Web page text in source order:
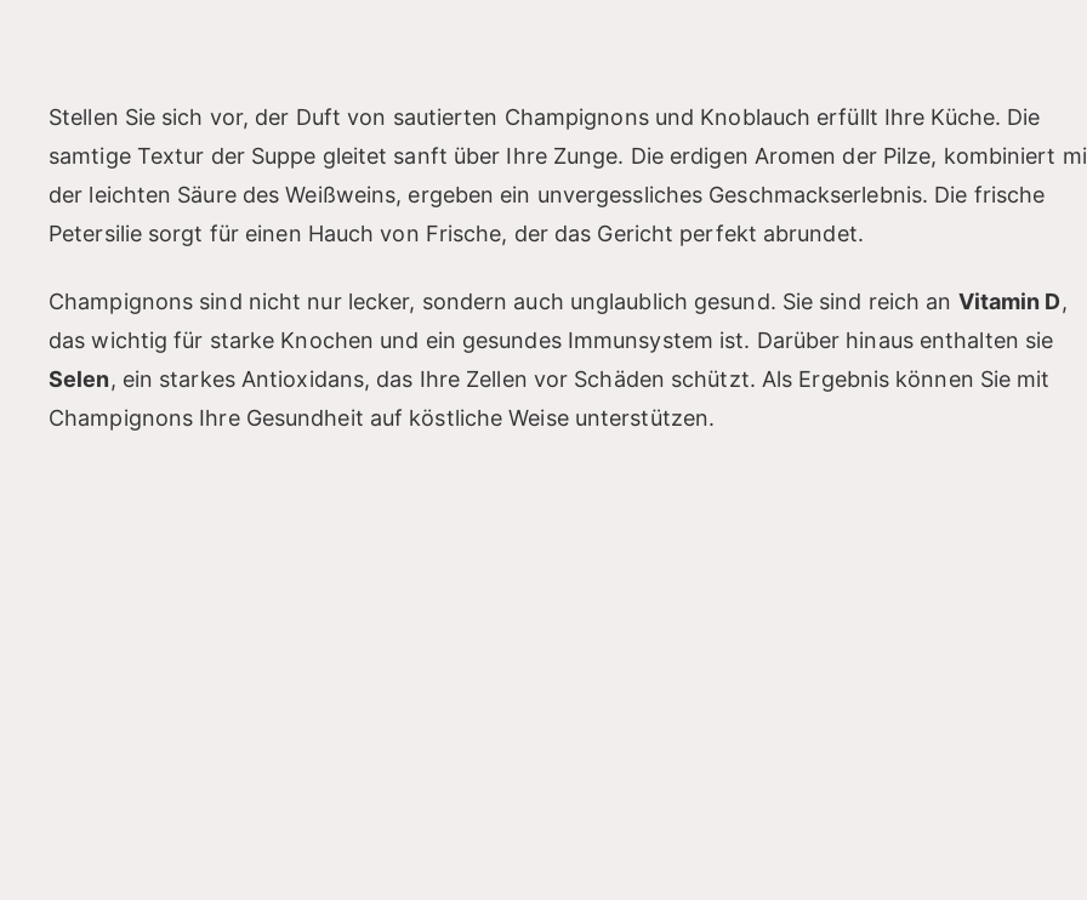
Stellen Sie sich vor, der Duft von sautierten Champignons und Knoblauch erfüllt Ihre Küche. Die
samtige Textur der Suppe gleitet sanft über Ihre Zunge. Die erdigen Aromen der Pilze, kombiniert
der leichten Säure des Weißweins, ergeben ein unvergessliches Geschmackserlebnis. Die frische
Petersilie sorgt für einen Hauch von Frische, der das Gericht perfekt abrundet.
Champignons sind nicht nur lecker, sondern auch unglaublich gesund. Sie sind reich an Vitamin D,
das wichtig für starke Knochen und ein gesundes Immunsystem ist. Darüber hinaus enthalten sie
Selen, ein starkes Antioxidans, das Ihre Zellen vor Schäden schützt. Als Ergebnis können Sie mit
Champignons Ihre Gesundheit auf köstliche Weise unterstützen.